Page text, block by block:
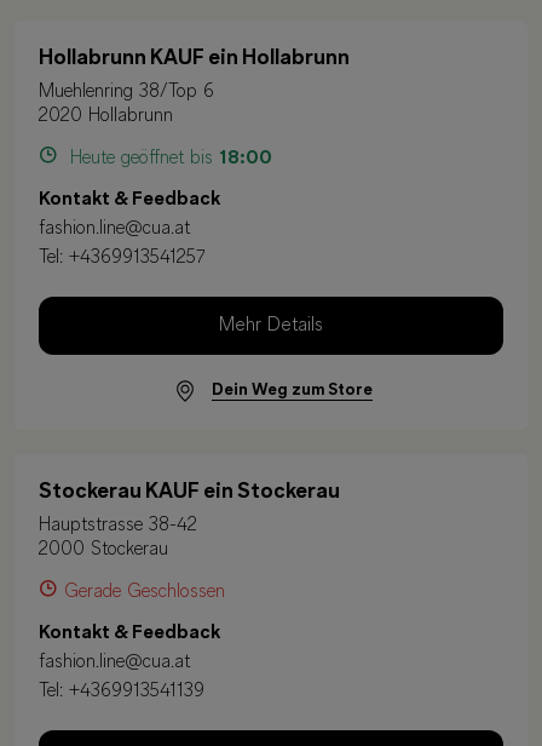
Hollabrunn KAUF ein Hollabrunn
Muehlenring 38/Top 6
2020 Hollabrunn
Heute geöffnet bis 18:00
Kontakt & Feedback
fashion.line@cua.at
Tel: +4369913541257
Mehr Details
Dein Weg zum Store
Stockerau KAUF ein Stockerau
Hauptstrasse 38-42
2000 Stockerau
Gerade Geschlossen
Kontakt & Feedback
fashion.line@cua.at
Tel: +4369913541139